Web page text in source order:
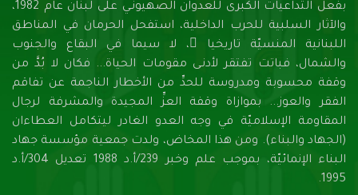
بفعل التداعيات الكبرى للعدوان الصهيونـي على لبنان عام 1982،
والآثار السلبية للحرب الداخلية، استفحل الحرمان في المناطق
اللبنانية المنسيّة تاريخيا ً، لا سيما في البقاع والجنوب
والشمال، فباتت تفتقر لأدنـى مقومات الحياة... فكان لا بُدَّ من
وقفة محسوبة ومدروسة للحدِّ من الأخطار الناجمة عن تفاقم
الفقر والعوز... بموازاة وقفة العزِّ المجيدة والمشرفة لرجال
المقاومة الإسلاميّة في وجه العدو الغادر ليتكامل العطاءان
(الجهاد والبناء). ومن هذا المخاض، ولدت جمعية مؤسسة جهاد
البناء الإنمائيّة، بموجب علم وخبر 239/أ.د 1988 تعديل 304/أ.د
1995.